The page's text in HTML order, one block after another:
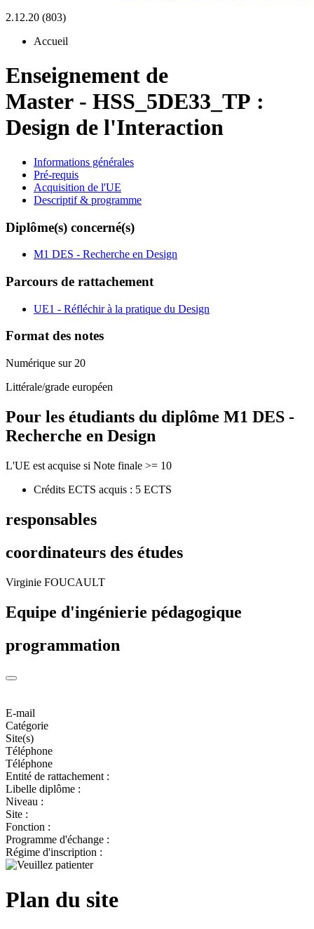
2.12.20 (803)
Accueil
Enseignement de
Master - HSS_5DE33_TP :
Design de l'Interaction
Informations générales
Pré-requis
Acquisition de l'UE
Descriptif & programme
Diplôme(s) concerné(s)
M1 DES - Recherche en Design
Parcours de rattachement
UE1 - Réfléchir à la pratique du Design
Format des notes
Numérique sur 20
Littérale/grade européen
Pour les étudiants du diplôme M1 DES -
Recherche en Design
L'UE est acquise si Note finale >= 10
Crédits ECTS acquis : 5 ECTS
responsables
coordinateurs des études
Virginie FOUCAULT
Equipe d'ingénierie pédagogique
programmation
E-mail
Catégorie
Site(s)
Téléphone
Téléphone
Entité de rattachement :
Libelle diplôme :
Niveau :
Site :
Fonction :
Programme d'échange :
Régime d'inscription :
Plan du site